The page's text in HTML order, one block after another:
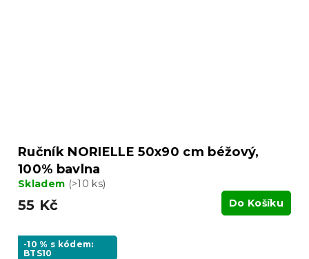
Ručník NORIELLE 50x90 cm béžový,
100% bavlna
Skladem (>10 ks)
55 Kč Do Košíku
-10 % s kódem:
BTS10